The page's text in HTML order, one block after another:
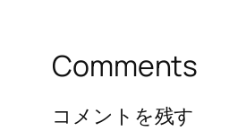
Comments
コメントを残す